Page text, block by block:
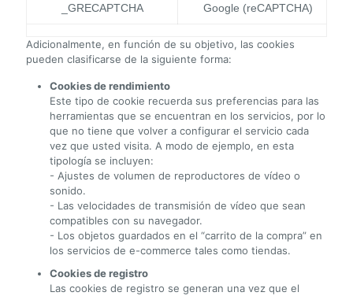
_GRECAPTCHA Google (reCAPTCHA)
Adicionalmente, en función de su objetivo, las cookies
pueden clasificarse de la siguiente forma:
Cookies de rendimiento
Este tipo de cookie recuerda sus preferencias para las
herramientas que se encuentran en los servicios, por lo
que no tiene que volver a configurar el servicio cada
vez que usted visita. A modo de ejemplo, en esta
tipología se incluyen:
- Ajustes de volumen de reproductores de vídeo o
sonido.
- Las velocidades de transmisión de vídeo que sean
compatibles con su navegador.
- Los objetos guardados en el “carrito de la compra” en
los servicios de e-commerce tales como tiendas.
Cookies de registro
Las cookies de registro se generan una vez que el